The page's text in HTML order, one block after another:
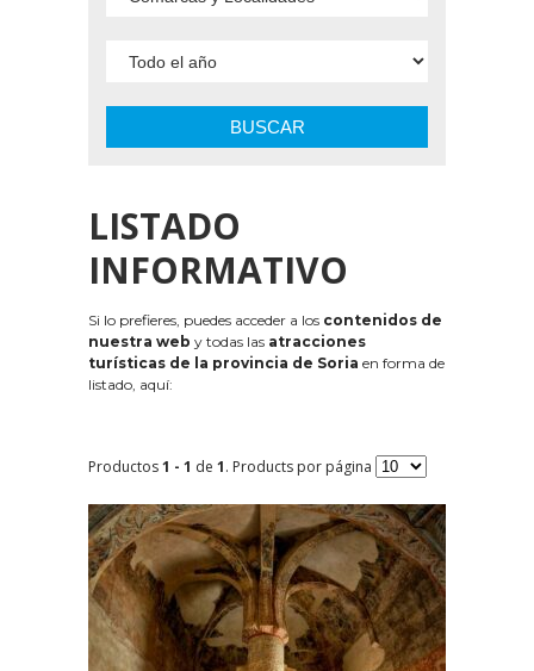
BUSCAR
LISTADO
INFORMATIVO
Si lo prefieres, puedes acceder a los contenidos de
nuestra web y todas las atracciones
turísticas de la provincia de Soria en forma de
listado, aquí:
Productos1 - 1 de 1. Products por página